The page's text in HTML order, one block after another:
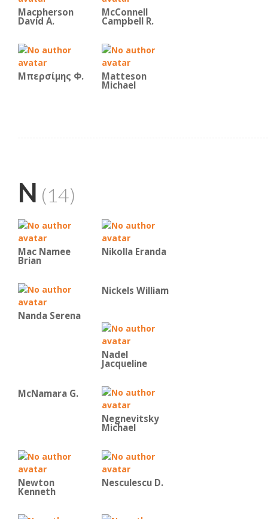
Macpherson
David A.
McConnell
Campbell R.
Μπερσίμης Φ. Matteson
Michael
N (14)
Mac Namee
Brian
Nikolla Eranda
Nanda Serena
Nickels William
Nadel
Jacqueline
McNamara G.
Negnevitsky
Michael
Newton
Kenneth
Nesculescu D.